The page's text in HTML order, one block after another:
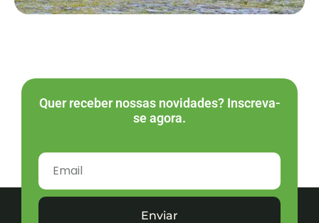
Quer receber nossas novidades? Inscreva-
se agora.
Enviar